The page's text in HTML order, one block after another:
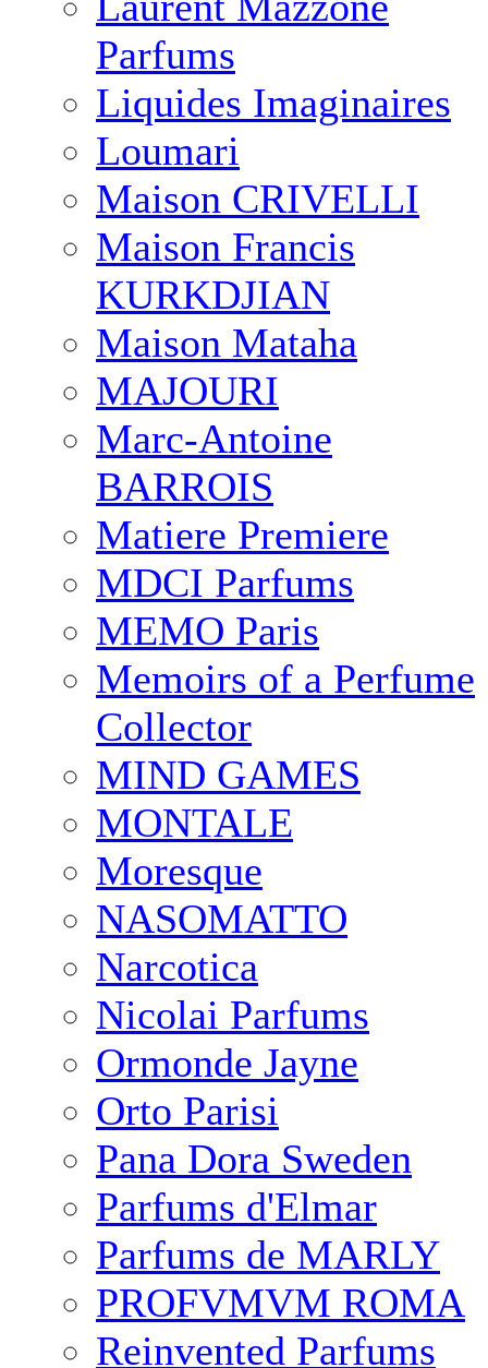
Parfums
Liquides Imaginaires
Loumari
Maison CRIVELLI
Maison Francis
KURKDJIAN
Maison Mataha
MAJOURI
Marc-Antoine
BARROIS
Matiere Premiere
MDCI Parfums
MEMO Paris
Memoirs of a Perfume
Collector
MIND GAMES
MONTALE
Moresque
NASOMATTO
Narcotica
Nicolai Parfums
Ormonde Jayne
Orto Parisi
Pana Dora Sweden
Parfums d'Elmar
Parfums de MARLY
PROFVMVM ROMA
Reinvented Parfums